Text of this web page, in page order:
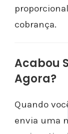
cobrança.
Acabou
Agora?
Quando
envia uma